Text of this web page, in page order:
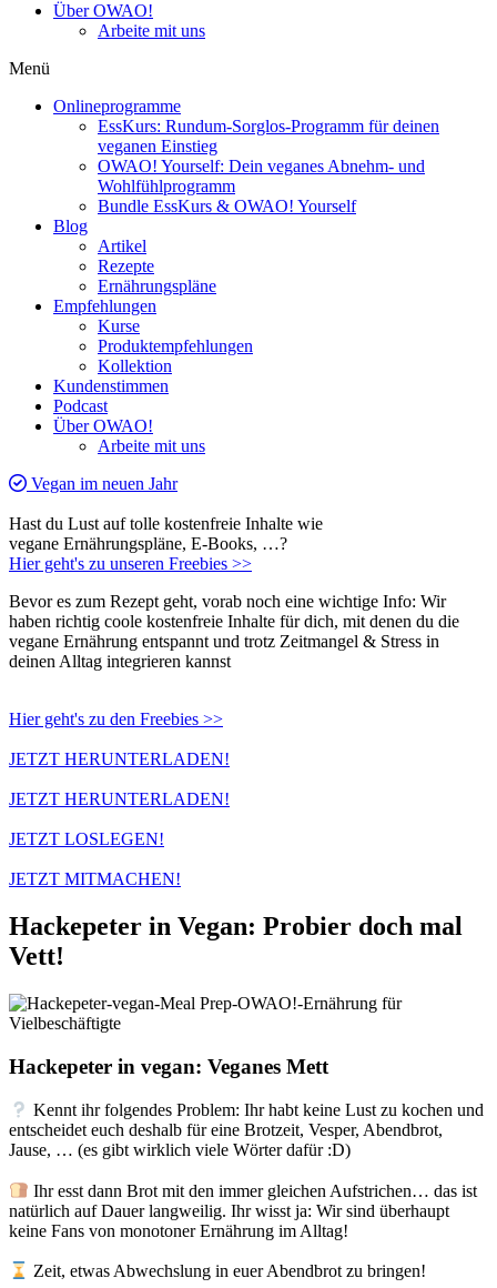
Über OWAO!
Arbeite mit uns
Menü
Onlineprogramme
EssKurs: Rundum-Sorglos-Programm für deinen
veganen Einstieg
OWAO! Yourself: Dein veganes Abnehm- und
Wohlfühlprogramm
Bundle EssKurs & OWAO! Yourself
Blog
Artikel
Rezepte
Ernährungspläne
Empfehlungen
Kurse
Produktempfehlungen
Kollektion
Kundenstimmen
Podcast
Über OWAO!
Arbeite mit uns
Vegan im neuen Jahr
Hast du Lust auf tolle kostenfreie Inhalte wie
vegane Ernährungspläne, E-Books, …?
Hier geht's zu unseren Freebies >>
Bevor es zum Rezept geht, vorab noch eine wichtige Info: Wir
haben richtig coole kostenfreie Inhalte für dich, mit denen du die
vegane Ernährung entspannt und trotz Zeitmangel & Stress in
deinen Alltag integrieren kannst
Hier geht's zu den Freebies >>
JETZT HERUNTERLADEN!
JETZT HERUNTERLADEN!
JETZT LOSLEGEN!
JETZT MITMACHEN!
Hackepeter in Vegan: Probier doch mal
Vett!
Hackepeter in vegan: Veganes Mett
Kennt ihr folgendes Problem: Ihr habt keine Lust zu kochen und
entscheidet euch deshalb für eine Brotzeit, Vesper, Abendbrot,
Jause, … (es gibt wirklich viele Wörter dafür :D)
Ihr esst dann Brot mit den immer gleichen Aufstrichen… das ist
natürlich auf Dauer langweilig. Ihr wisst ja: Wir sind überhaupt
keine Fans von monotoner Ernährung im Alltag!⁣⁣⁣
Zeit, etwas Abwechslung in euer Abendbrot zu bringen!⁣⁣⁣ ⁣⁣⁣